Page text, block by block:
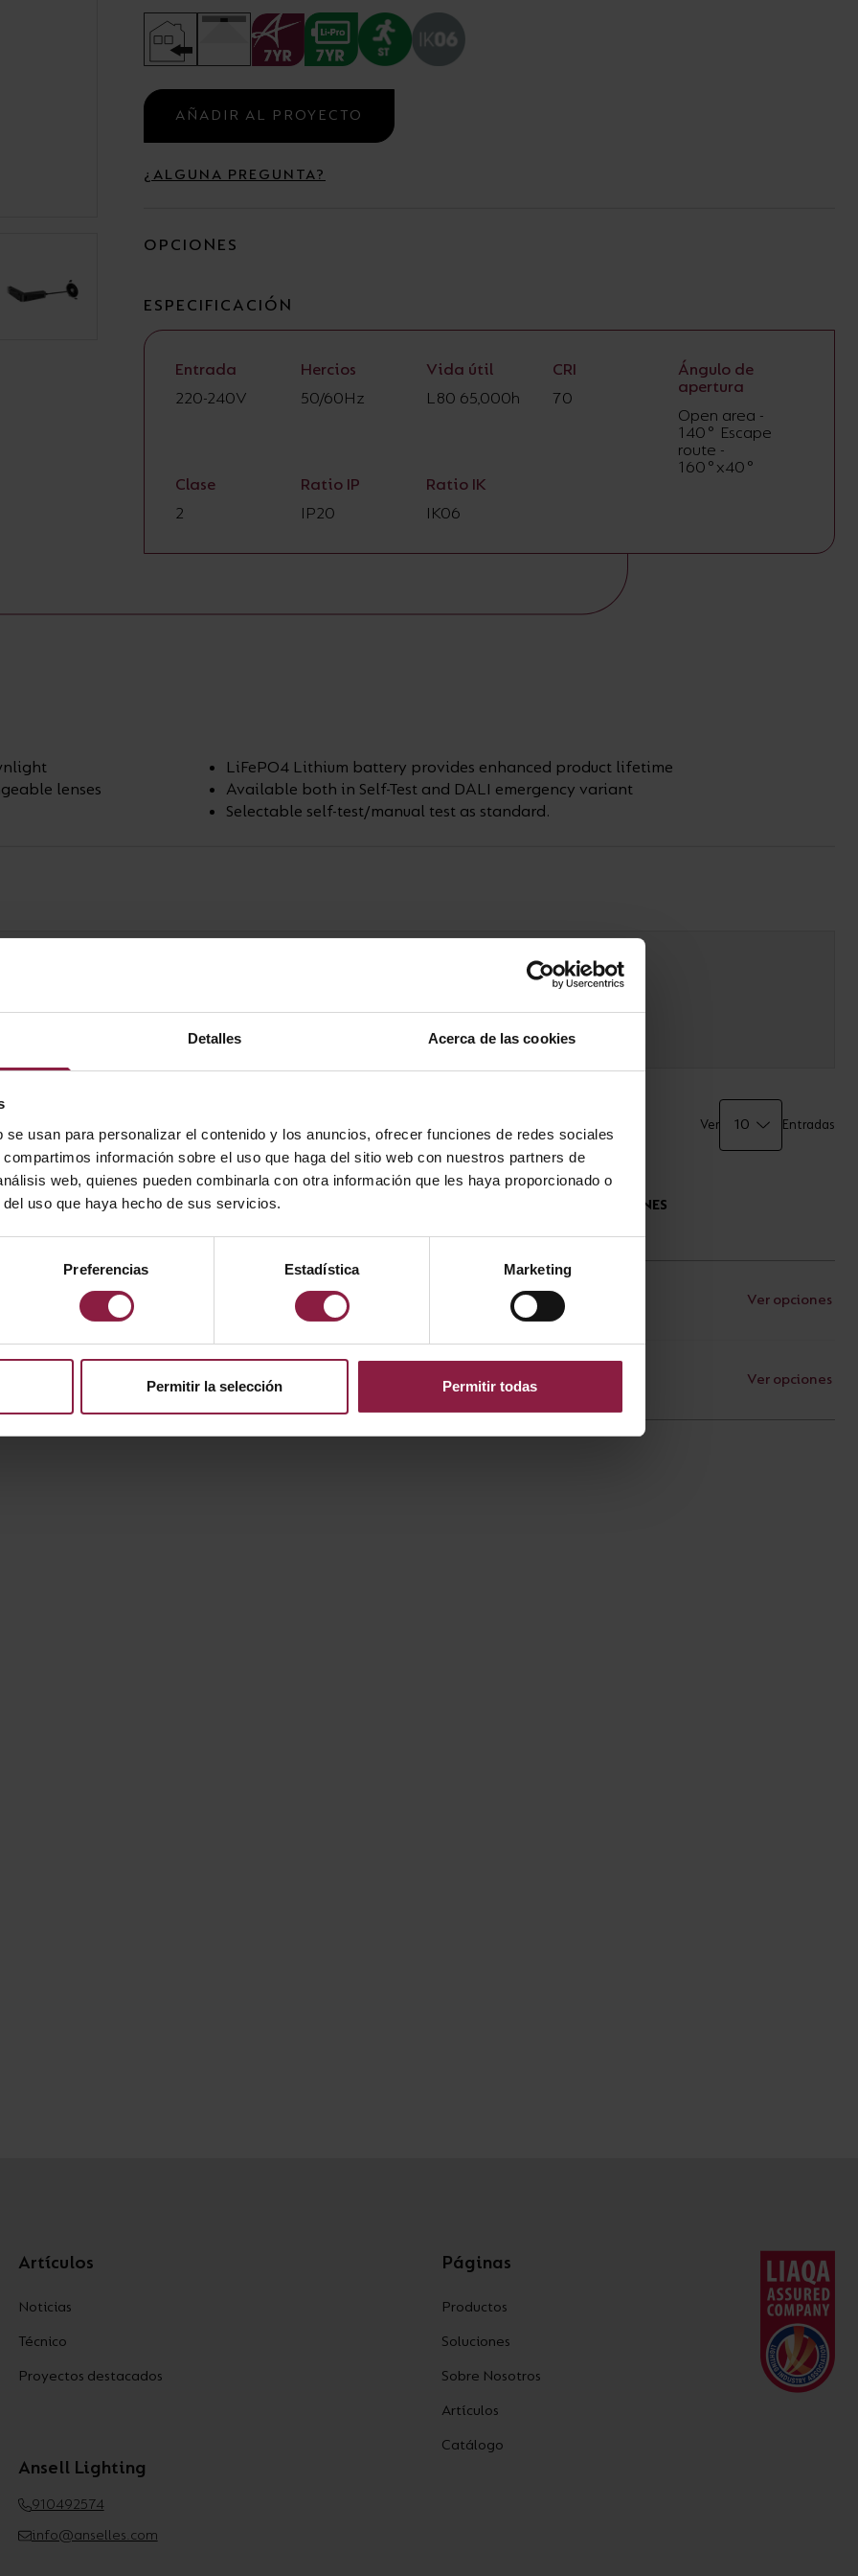
Detalles Acerca de las cookies
usan para personalizar el contenido y los anuncios, ofrecer funciones de redes sociales
información sobre el uso que haga del sitio web con nuestros partners de
web, quienes pueden combinarla con otra información que les haya proporcionado o
uso que haya hecho de sus servicios.
Preferencias Estadística Marketing
Permitir la selección Permitir todas
Estancas y Regletas
AÑADIR AL PROYECTO
¿ALGUNA PREGUNTA?
OPCIONES
ESPECIFICACIÓN
Entrada
220-240V
Hercios
50/60Hz
Vida útil
L80 65,000h
CRI
70
Ángulo de
apertura
Open area -
140° Escape
route -
160°x40°
Clase
2
Ratio IP
IP20
Ratio IK
IK06
LiFePO4 Lithium battery provides enhanced product lifetime
lenses
Available both in Self-Test and DALI emergency variant
Selectable self-test/manual test as standard.
Ver Entradas
POTENCIA LÚMENES
ESPECIFICACIONES
250lm Documentos Ver opciones
250lm Ver opciones
Artículos
Noticias
Técnico
Proyectos destacados
Páginas
Productos
Soluciones
Sobre Nosotros
Artículos
Catálogo
Ansell Lighting
910492574
info@anselles.com